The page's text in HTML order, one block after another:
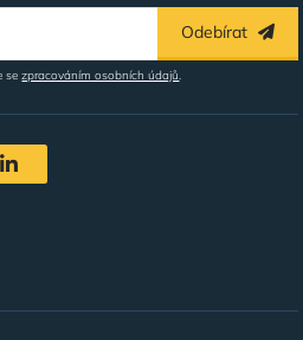
Odebírat
sezpracováním osobních údajů.